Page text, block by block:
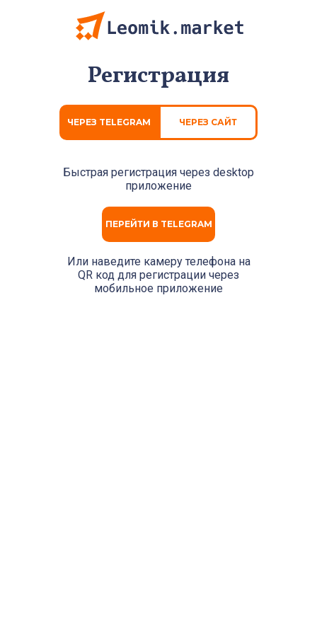
Регистрация
ЧЕРЕЗ TELEGRAM ЧЕРЕЗ САЙТ
Быстрая регистрация через desktop
приложение
ПЕРЕЙТИ В TELEGRAM
Или наведите камеру телефона на
QR код для регистрации через
мобильное приложение